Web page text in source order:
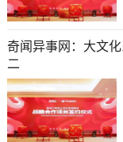
奇闻异事网：大文
二